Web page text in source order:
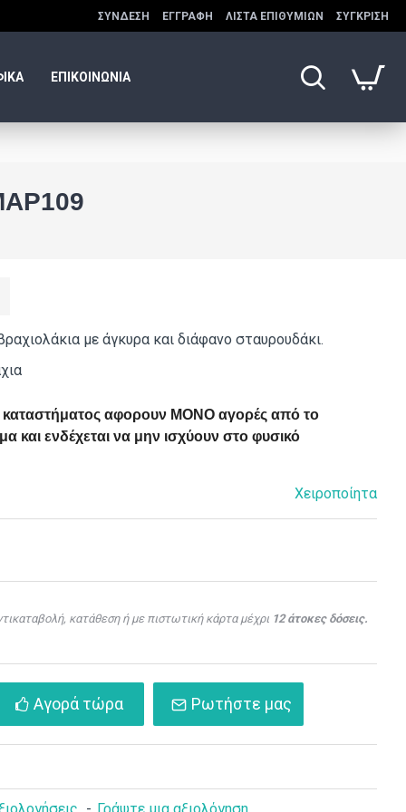
ΣΎΝΔΕΣΗ ΕΓΓΡΑΦΉ ΛΊΣΤΑ ΕΠΙΘΥΜΙΏΝ ΣΎΓΚΡΙΣΗ
ΕΠΙΚΟΙΝΩΝΙΑ
με άγκυρα και διάφανο σταυρουδάκι.
καταστήματος αφορουν ΜΟΝΟ αγορές από το
και ενδέχεται να μην ισχύουν στο φυσικό
Χειροποίητα
Αγορά τώρα Ρωτήστε μας
κατάθεση ή με πιστωτική κάρτα μέχρι 12 άτοκες δόσεις.